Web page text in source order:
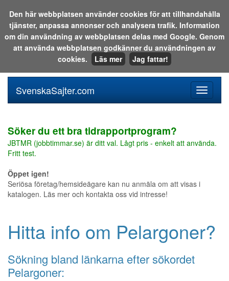
Sök i katalogen eller på webben:
meny
SvenskaSajter.com
Söker du ett bra tidrapportprogram?
JBTMR (jobbtimmar.se) är ditt val. Lågt pris - enkelt att använda.
Fritt test.
Öppet igen!
Seriösa företag/hemsideägare kan nu anmäla om att visas i
katalogen. Läs mer och kontakta oss vid intresse!
Hitta info om Pelargoner?
Sökning bland länkarna efter sökordet
Pelargoner:
Den här webbplatsen använder cookies för att tillhandahålla
tjänster, anpassa annonser och analysera trafik. Information
om din användning av webbplatsen delas med Google. Genom
att använda webbplatsen godkänner du användningen av
cookies.
Läs mer Jag fattar!